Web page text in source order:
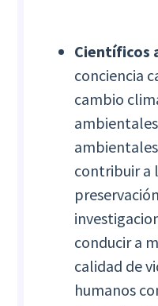
Científicos
conciencia
cambio
contribuir a
conducir a
calidad de
humanos